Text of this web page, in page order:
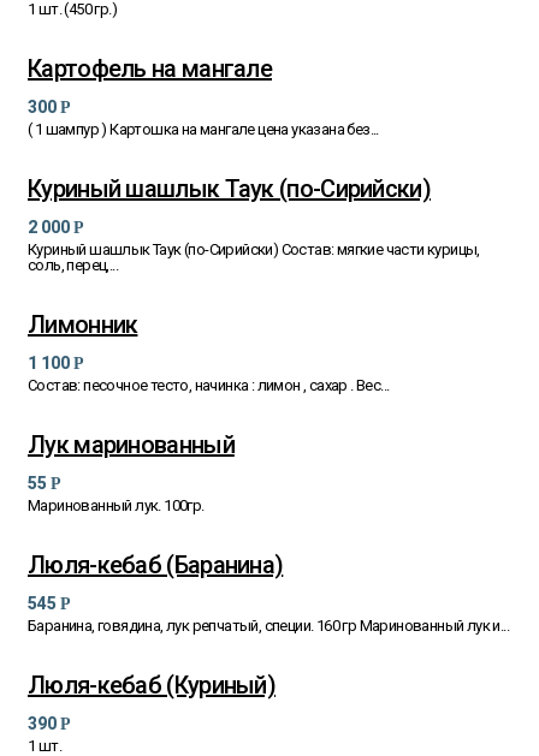
1 шт. (450 гр.)
Картофель на мангале
300 Р
( 1 шампур ) Картошка на мангале цена указана без...
Куриный шашлык Таук (по-Сирийски)
2 000 Р
Куриный шашлык Таук (по-Сирийски) Состав: мягкие части курицы,
соль, перец,...
Лимонник
1 100 Р
Состав: песочное тесто, начинка : лимон , сахар . Вес...
Лук маринованный
55 Р
Маринованный лук. 100гр.
Люля-кебаб (Баранина)
545 Р
Баранина, говядина, лук репчатый, специи. 160 гр Маринованный лук и...
Люля-кебаб (Куриный)
390 Р
1 шт.